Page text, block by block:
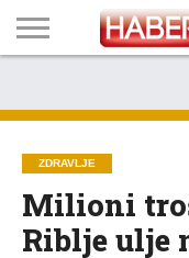
TECH
PROGRAM
PROGNOZA
PUTEVIMA
LISTA
NAMA
ZDRAVLJE
Milioni
Riblje ulje